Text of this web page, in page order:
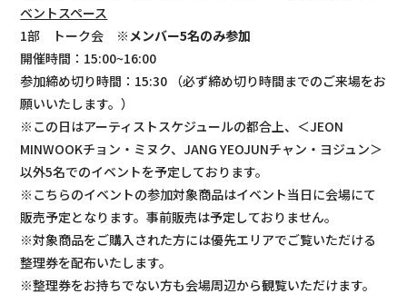
ベントスペース
1部 トーク会 ※メンバー5名のみ参加
開催時間：15:00~16:00
参加締め切り時間：15:30 （必ず締め切り時間までのご来場をお
願いいたします。）
※この日はアーティストスケジュールの都合上、＜JEON
MINWOOKチョン・ミヌク、JANG YEOJUNチャン・ヨジュン＞
以外5名でのイベントを予定しております。
※こちらのイベントの参加対象商品はイベント当日に会場にて
販売予定となります。事前販売は予定しておりません。
※対象商品をご購入された方には優先エリアでご覧いただける
整理券を配布いたします。
※整理券をお持ちでない方も会場周辺から観覧いただけます。